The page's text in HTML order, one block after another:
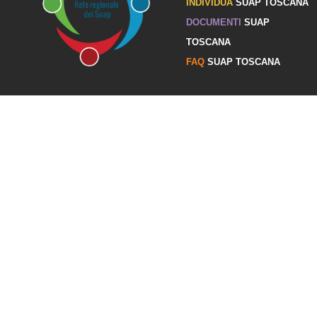
INDIVIDUASUAP TOSCANA
DOCUMENTI SUAP
TOSCANA
FAQSUAP TOSCANA